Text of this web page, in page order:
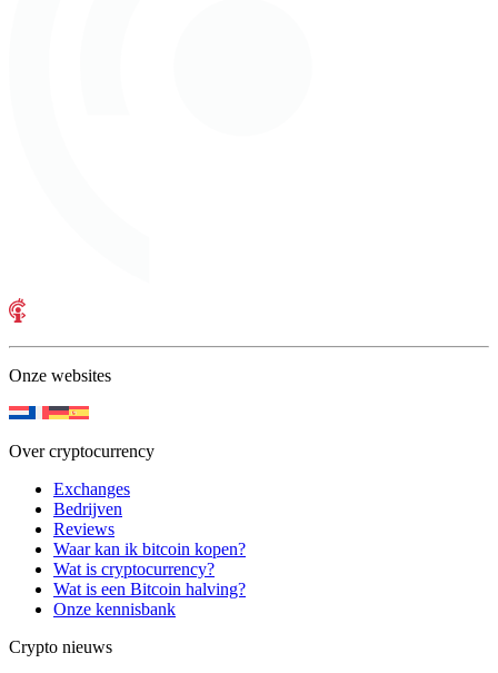
Onze websites
Over cryptocurrency
Exchanges
Bedrijven
Reviews
Waar kan ik bitcoin kopen?
Wat is cryptocurrency?
Wat is een Bitcoin halving?
Onze kennisbank
Crypto nieuws